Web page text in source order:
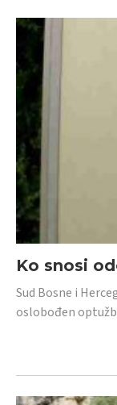
Ko snosi
Sud Bosne i
oslobođen